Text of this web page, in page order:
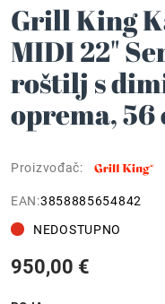
Grill King
MIDI 22"
roštilj s
oprema, 56
Proizvođač:
EAN:3858885654842
NEDOSTUPNO
950,00 €